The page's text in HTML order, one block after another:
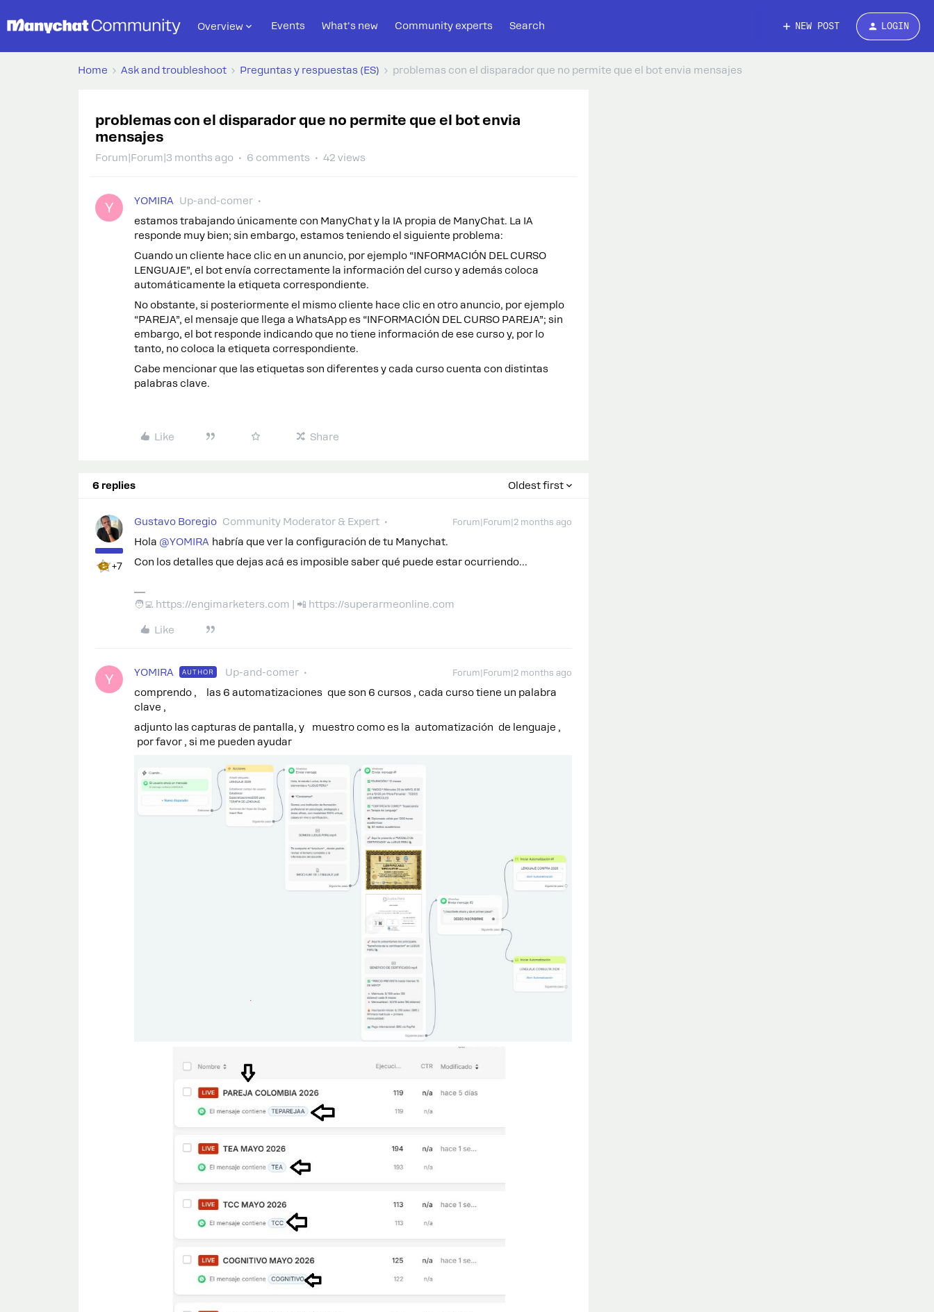
Overview Events What's new Community experts Search NEW POST LOGIN
Home Ask and troubleshoot Preguntas y respuestas (ES) problemas con el disparador que no permite que el bot envia mensajes
problemas con el disparador que no permite que el bot envia
mensajes
Forum|Forum|3 months ago 6 comments 42 views
Y YOMIRA
Up-and-comer
estamos trabajando únicamente con ManyChat y la IA propia de ManyChat. La IA
responde muy bien; sin embargo, estamos teniendo el siguiente problema:
Cuando un cliente hace clic en un anuncio, por ejemplo “INFORMACIÓN DEL CURSO
LENGUAJE”, el bot envía correctamente la información del curso y además coloca
automáticamente la etiqueta correspondiente.
No obstante, si posteriormente el mismo cliente hace clic en otro anuncio, por ejemplo
“PAREJA”, el mensaje que llega a WhatsApp es “INFORMACIÓN DEL CURSO PAREJA”; sin
embargo, el bot responde indicando que no tiene información de ese curso y, por lo
tanto, no coloca la etiqueta correspondiente.
Cabe mencionar que las etiquetas son diferentes y cada curso cuenta con distintas
palabras clave.
Like Share
6 replies Oldest first
+7
Gustavo Boregio Community Moderator & Expert Forum|Forum|2 months ago
Hola ​ @YOMIRA habría que ver la configuración de tu Manychat.
Con los detalles que dejas acá es imposible saber qué puede estar ocurriendo...
🧑‍💻 https://engimarketers.com | 📲 https://superarmeonline.com
Like
Y YOMIRA AUTHOR Up-and-comer Forum|Forum|2 months ago
comprendo , las 6 automatizaciones que son 6 cursos , cada curso tiene un palabra
clave ,
adjunto las capturas de pantalla, y muestro como es la automatización de lenguaje ,
por favor , si me pueden ayudar